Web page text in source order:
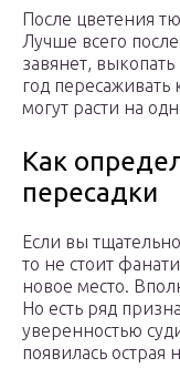
После цветения
Лучше всего после
завянет,
год пересаживать
могут расти на
Как
пересадки
Если вы
то не стоит
новое место.
Но есть ряд
уверенностью
появилась острая